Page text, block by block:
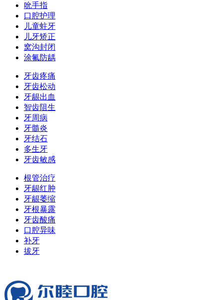
吮手指
口腔护理
儿童蛀牙
儿牙矫正
窝沟封闭
涂氟防龋
牙齿疼痛
牙齿松动
牙龈出血
智齿阻生
牙周病
牙髓炎
牙结石
多生牙
牙齿敏感
根管治疗
牙龈红肿
牙龈萎缩
牙根暴露
牙齿酸痛
口腔异味
补牙
拔牙